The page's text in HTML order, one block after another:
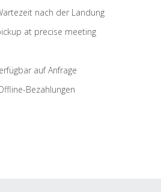
nach der Landung
at precise meeting
auf Anfrage
Bezahlungen